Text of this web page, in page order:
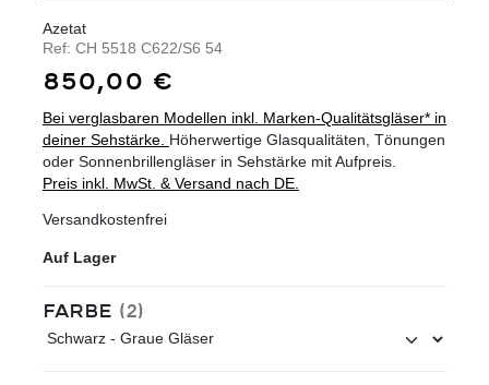
Azetat
Ref: CH 5518 C622/S6 54
850,00 €
Bei verglasbaren Modellen inkl. Marken-Qualitätsgläser* in
deiner Sehstärke. Höherwertige Glasqualitäten, Tönungen
oder Sonnenbrillengläser in Sehstärke mit Aufpreis.
Preis inkl. MwSt. & Versand nach DE.
Versandkostenfrei
Auf Lager
Farbe auswählen
(2)